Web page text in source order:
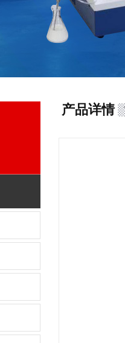
产品详情